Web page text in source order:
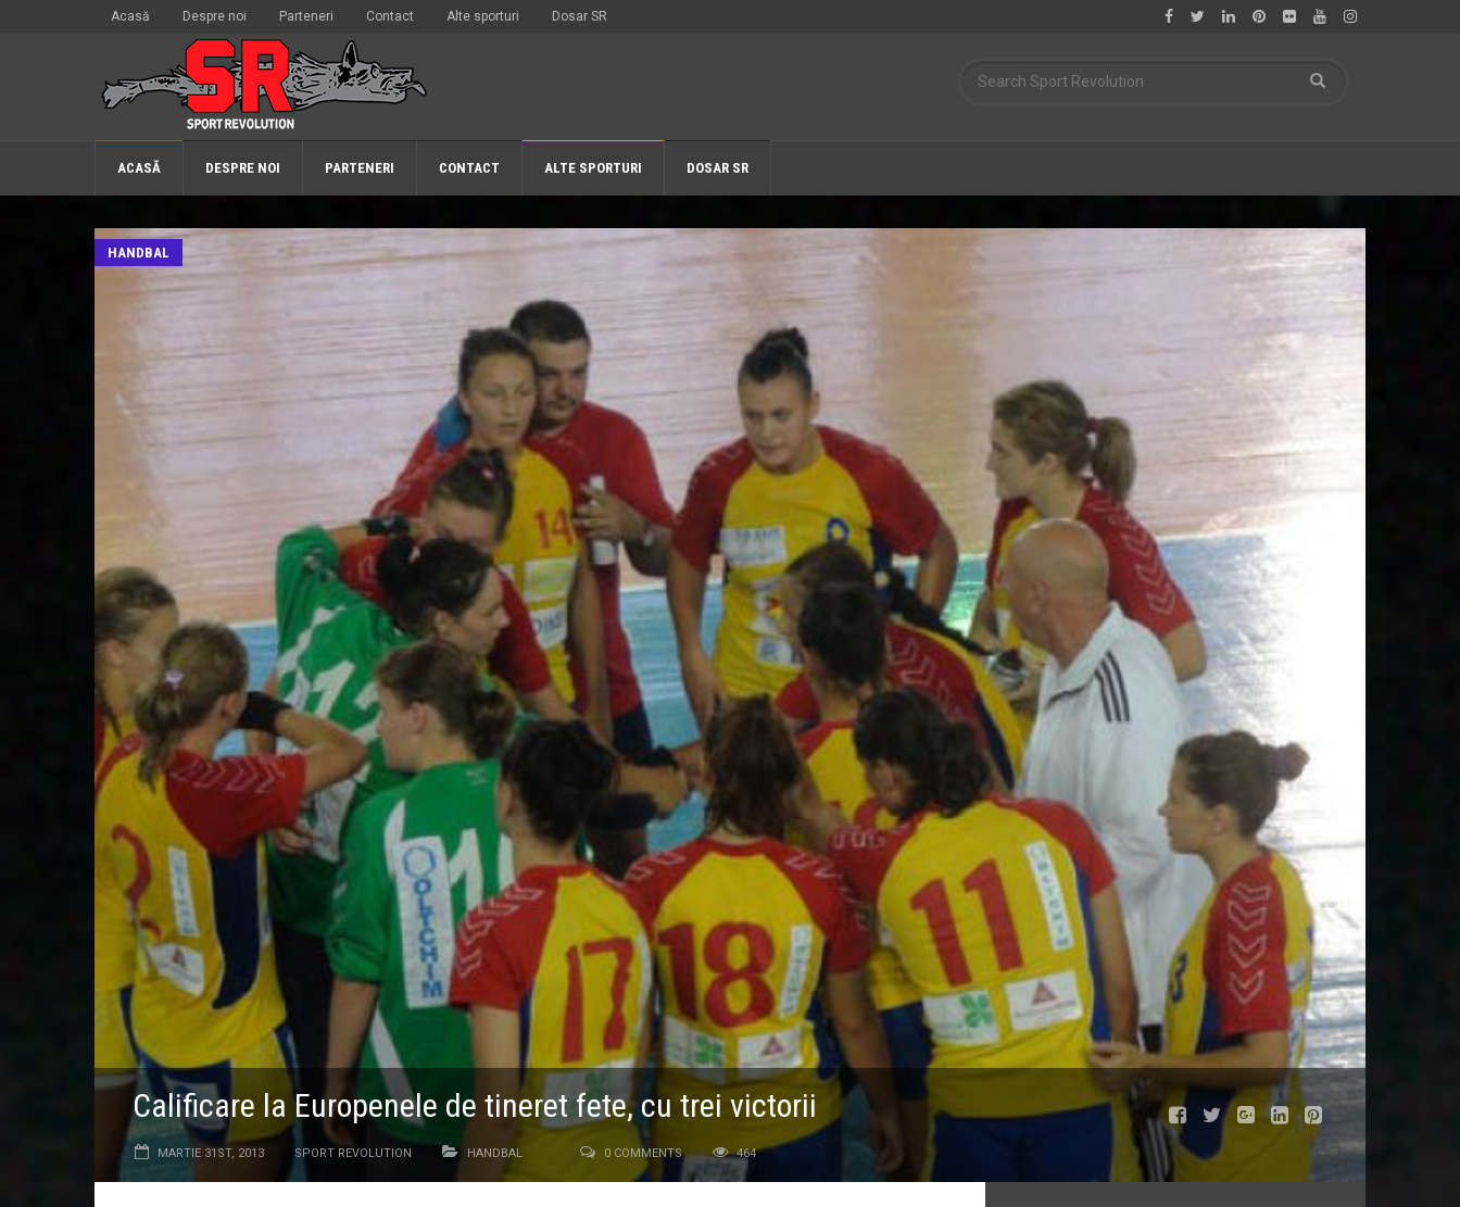
Acasă Despre noi Parteneri Contact Alte sporturi Dosar SR
ACASĂ DESPRE NOI PARTENERI CONTACT ALTE SPORTURI DOSAR SR
HANDBAL
Calificare la Europenele de tineret fete, cu trei victorii
MARTIE 31ST, 2013 SPORT REVOLUTION HANDBAL 0 COMMENTS 464